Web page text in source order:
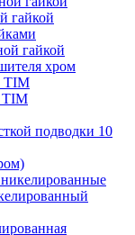
гайкой
гайкой
хром
TIM
TIM
подводки 10